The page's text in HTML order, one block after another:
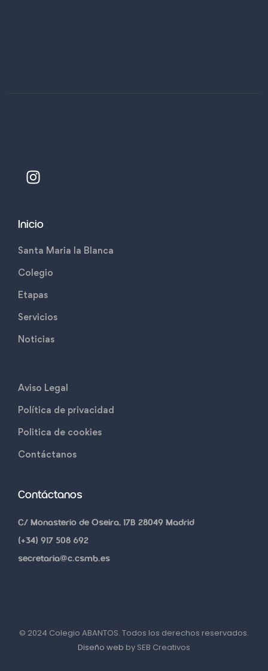
Inicio
Santa Maria la Blanca
Colegio
Etapas
Servicios
Noticias
Aviso Legal
Política de privacidad
Politica de cookies
Contáctanos
Contáctanos
C/ Monasterio de Oseira, 17B 28049 Madrid
(+34) 917 508 692
secretaria@c.csmb.es
© 2024 Colegio ABANTOS. Todos los derechos reservados.
Diseño web by SEB Creativos